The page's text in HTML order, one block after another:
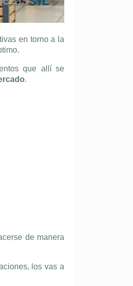
en torno a la
que allí se
.
de manera
los vas a